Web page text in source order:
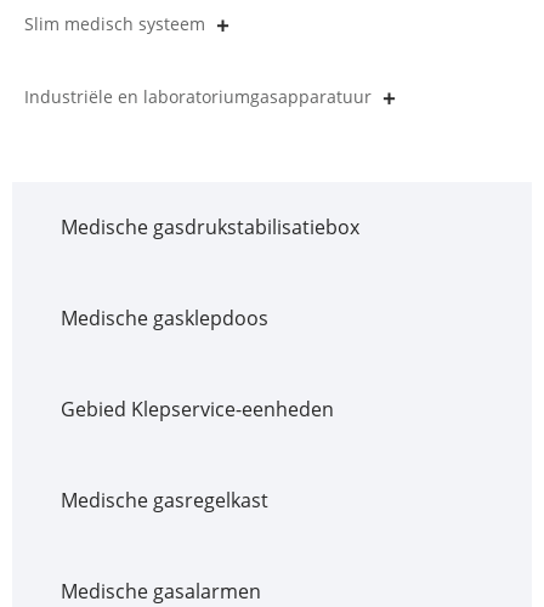
Slim medisch systeem
Industriële en laboratoriumgasapparatuur
Medische gasdrukstabilisatiebox
Medische gasklepdoos
Gebied Klepservice-eenheden
Medische gasregelkast
Medische gasalarmen